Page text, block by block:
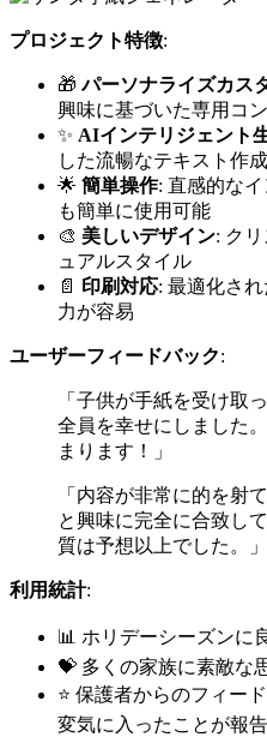
プロジェクト特徴:
🎁パーソナライズカス
興味に基づいた専用コ
✨ AIインテリジェント
した流暢なテキスト作成
🌟 簡単操作: 直感的な
も簡単に使用可能
🎨 美しいデザイン: ク
ュアルスタイル
📄 印刷対応: 最適化さ
力が容易
ユーザーフィードバック:
「子供が手紙を受け取
全員を幸せにしました
まります！」
「内容が非常に的を射
と興味に完全に合致し
質は予想以上でした。」
利用統計:
📊 ホリデーシーズンに
💝 多くの家族に素敵な
⭐ 保護者からのフィー
変気に入ったことが報告